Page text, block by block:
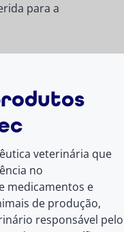
para a
veterinária que
no
medicamentos e
de produção,
responsável pelo